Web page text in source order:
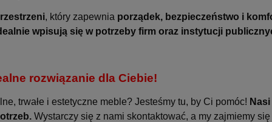
, który zapewnia porządek, bezpieczeństwo i
wpisują się w potrzeby firm oraz instytucji
rozwiązanie dla Ciebie!
trwałe i estetyczne meble? Jesteśmy tu, by Ci pomóc!
Wystarczy się z nami skontaktować, a my zajmiemy się